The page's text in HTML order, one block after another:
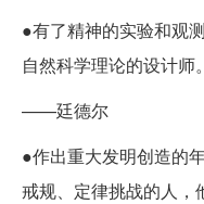
●有了精神的实验和观
自然科学理论的设计师。
——廷德尔
●作出重大发明创造的
戒规、定律挑战的人，